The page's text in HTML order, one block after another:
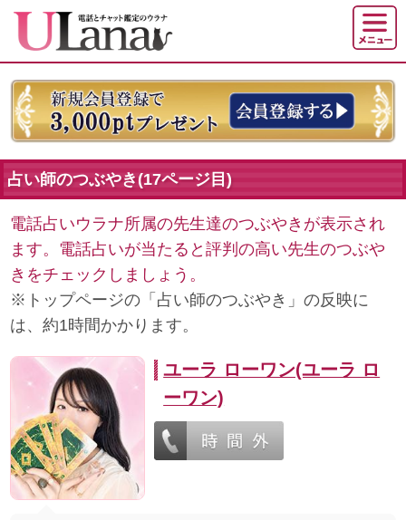
占い師のつぶやき(17ページ目)
電話占いウラナ所属の先生達のつぶやきが表示され
ます。電話占いが当たると評判の高い先生のつぶや
きをチェックしましょう。
※トップページの「占い師のつぶやき」の反映に
は、約1時間かかります。
ユーラ ローワン(ユーラ ロ
ーワン)